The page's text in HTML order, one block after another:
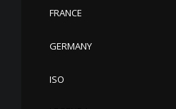
FRANCE
GERMANY
ISO